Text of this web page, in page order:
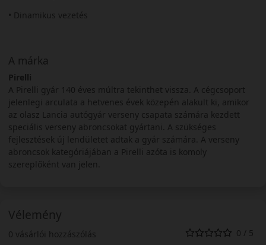
• Dinamikus vezetés
A márka
Pirelli
A Pirelli gyár 140 éves múltra tekinthet vissza. A cégcsoport
jelenlegi arculata a hetvenes évek közepén alakult ki, amikor
az olasz Lancia autógyár verseny csapata számára kezdett
speciális verseny abroncsokat gyártani. A szükséges
fejlesztések új lendületet adtak a gyár számára. A verseny
abroncsok kategóriájában a Pirelli azóta is komoly
szereplőként van jelen.
Vélemény
0 vásárlói hozzászólás 0 / 5